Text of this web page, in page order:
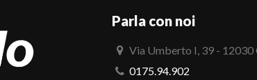
Parla con noi
Via Umberto I, 39 - 12030
0175.94.902